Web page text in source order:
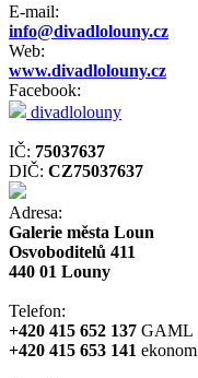
E-mail:
info@divadlolouny.cz
Web:
www.divadlolouny.cz
Facebook:
divadlolouny
IČ: 75037637
DIČ: CZ75037637
Adresa:
Galerie města Loun
Osvoboditelů 411
440 01 Louny
Telefon:
+420 415 652 137 GAML
+420 415 653 141 ekonom